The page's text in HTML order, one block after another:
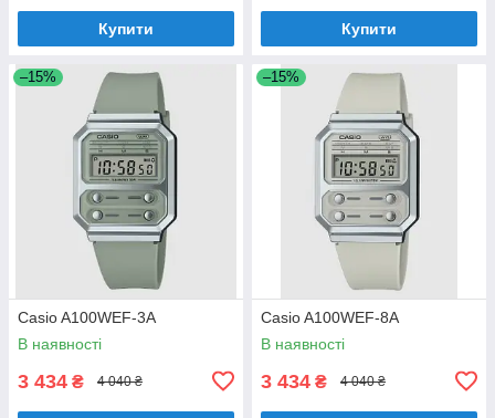
Купити Купити
–15%
Casio A100WEF-3A
В наявності
3 434 ₴ 4 040 ₴
–15%
Casio A100WEF-8A
В наявності
3 434 ₴ 4 040 ₴